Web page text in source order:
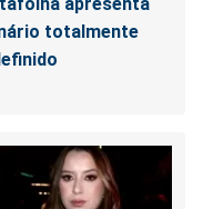
apresenta
totalmente